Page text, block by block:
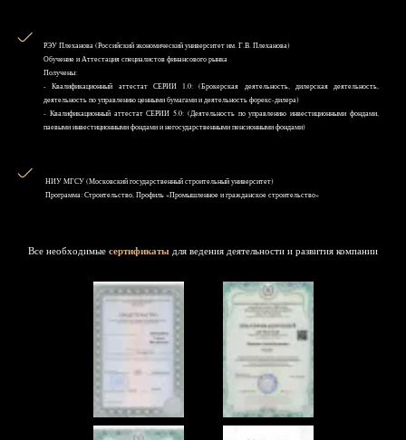
РЭУ Плеханова (Российский экономический университет им. Г.В. Плеханова)
Обучение и Аттестация специалистов финансового рынка
Получены:
- Квалификационный аттестат СЕРИИ 1.0: (Брокерская деятельность, дилерская деятельность,
деятельность по управлению ценными бумагами и деятельность форекс-дилера)
- Квалификационный аттестат СЕРИИ 5.0: (Деятельность по управлению инвестиционными фондами,
паевыми инвестиционными фондами и негосударственными пенсионными фондами)
НИУ MГСУ (Московский государственный строительный университет)
Программа: Строительство, Профиль «Промышленное и гражданское строительство»
Все необходимые сертификаты для ведения деятельности и развития компании